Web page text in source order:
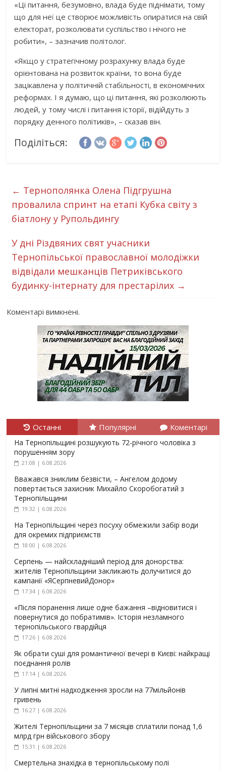
«Ці питання, безумовно, влада буде піднімати, тому
що для неї це створює можливість опиратися на свій
електорат, розколювати суспільство і нічого не
робити», – зазначив політолог.
«Якщо у стратегічному розрахунку влада буде
орієнтована на розвиток країни, то вона буде
зацікавлена у політичній стабільності, в економічних
реформах. І я думаю, що ці питання, які розколюють
людей, у тому числі і питання історії, відійдуть з
порядку денного політиків», – сказав він.
Поділіться:
← Тернополянка Олена Підгрушна
провалила спринт на етапі Кубка світу з
біатлону у Рупольдингу
У дні Різдвяних свят учасники
Тернопільської православної молодіжки
відвідали мешканців Петриківського
будинку-інтернату для престарілих →
Коментарі вимкнені.
Останні Популярні Коментарі
На Тернопільщині розшукують 72-річного чоловіка з
порушенням зору
21:08 | 6.08.2026
Вважався зниклим безвісти, – Ангелом додому
повертається захисник Михайло Скоробогатий з
Тернопільщини
19:32 | 6.08.2026
На Тернопільщині через посуху обмежили забір води
для окремих підприємств
18:00 | 6.08.2026
Серпень — найскладніший період для донорства:
жителів Тернопільщини закликають долучитися до
кампанії «ЯСерпневийДонор»
17:34 | 6.08.2026
«Після поранення лише одне бажання –відновитися і
повернутися до побратимів». Історія незламного
тернопільського гвардійця
17:26 | 6.08.2026
Як обрати суші для романтичної вечері в Києві: найкращі
поєднання ролів
17:14 | 6.08.2026
У липні митні надходження зросли на 77мільйонів
гривень
16:27 | 6.08.2026
Жителі Тернопільщини за 7 місяців сплатили понад 1,6
млрд грн військового збору
15:31 | 6.08.2026
Смертельна знахідка в тернопільському полі